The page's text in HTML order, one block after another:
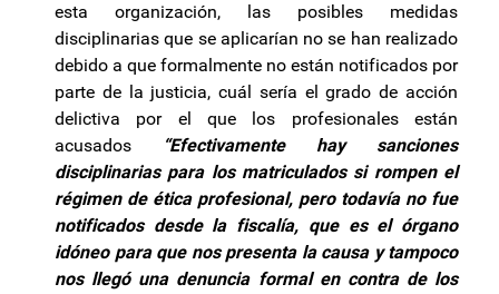
esta organización, las posibles medidas
disciplinarias que se aplicarían no se han realizado
debido a que formalmente no están notificados por
parte de la justicia, cuál sería el grado de acción
delictiva por el que los profesionales están
acusados
“Efectivamente hay sanciones
disciplinarias para los matriculados si rompen el
régimen de ética profesional, pero todavía no fue
notificados desde la fiscalía, que es el órgano
idóneo para que nos presenta la causa y tampoco
nos llegó una denuncia formal en contra de los